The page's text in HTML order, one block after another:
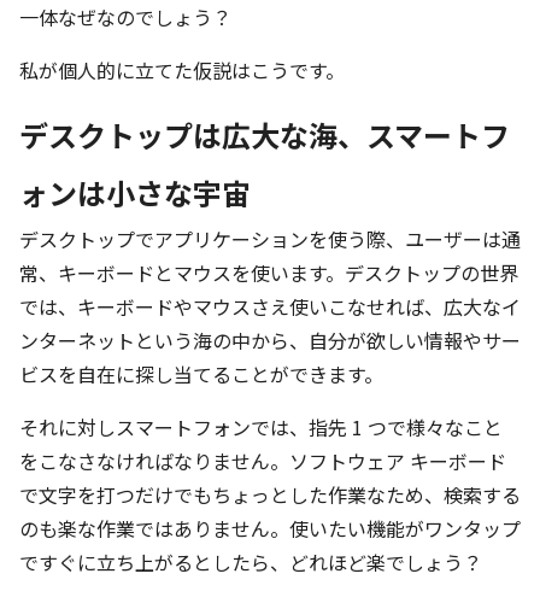
一体なぜなのでしょう？
私が個人的に立てた仮説はこうです。
デスクトップは広大な海、スマートフ
ォンは小さな宇宙
デスクトップでアプリケーションを使う際、ユーザーは通
常、キーボードとマウスを使います。デスクトップの世界
では、キーボードやマウスさえ使いこなせれば、広大なイ
ンターネットという海の中から、自分が欲しい情報やサー
ビスを自在に探し当てることができます。
それに対しスマートフォンでは、指先 1 つで様々なこと
をこなさなければなりません。ソフトウェア キーボード
で文字を打つだけでもちょっとした作業なため、検索する
のも楽な作業ではありません。使いたい機能がワンタップ
ですぐに立ち上がるとしたら、どれほど楽でしょう？